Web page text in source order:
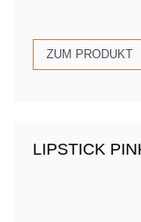
ZUM PRODUKT
LIPSTICK